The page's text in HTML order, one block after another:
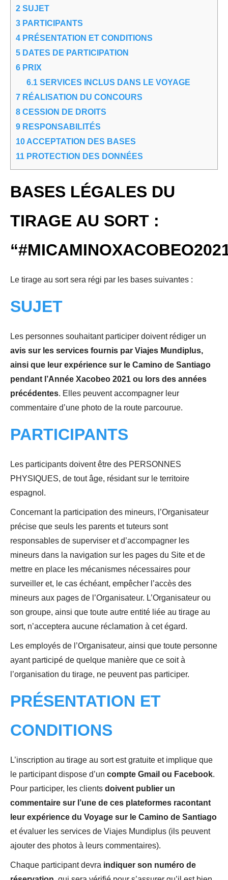
2 SUJET
3 PARTICIPANTS
4 PRÉSENTATION ET CONDITIONS
5 DATES DE PARTICIPATION
6 PRIX
6.1SERVICES INCLUS DANS LE VOYAGE
7 RÉALISATION DU CONCOURS
8 CESSION DE DROITS
9 RESPONSABILITÉS
10 ACCEPTATION DES BASES
11 PROTECTION DES DONNÉES
BASES LÉGALES DU
TIRAGE AU SORT :
Le tirage au sort sera régi par les bases suivantes :
SUJET
Les personnes souhaitant participer doivent rédiger un
avis sur les services fournis par Viajes Mundiplus,
ainsi que leur expérience sur le Camino de Santiago
pendant l’Année Xacobeo 2021 ou lors des années
précédentes. Elles peuvent accompagner leur
commentaire d’une photo de la route parcourue.
PARTICIPANTS
Les participants doivent être des PERSONNES
PHYSIQUES, de tout âge, résidant sur le territoire
espagnol.
Concernant la participation des mineurs, l’Organisateur
précise que seuls les parents et tuteurs sont
responsables de superviser et d’accompagner les
mineurs dans la navigation sur les pages du Site et de
mettre en place les mécanismes nécessaires pour
surveiller et, le cas échéant, empêcher l’accès des
mineurs aux pages de l’Organisateur. L’Organisateur ou
son groupe, ainsi que toute autre entité liée au tirage au
sort, n’acceptera aucune réclamation à cet égard.
Les employés de l’Organisateur, ainsi que toute personne
ayant participé de quelque manière que ce soit à
l’organisation du tirage, ne peuvent pas participer.
PRÉSENTATION ET
CONDITIONS
L’inscription au tirage au sort est gratuite et implique que
le participant dispose d’un compte Gmail ou Facebook.
Pour participer, les clients doivent publier un
commentaire sur l’une de ces plateformes racontant
leur expérience du Voyage sur le Camino de Santiago
et évaluer les services de Viajes Mundiplus (ils peuvent
ajouter des photos à leurs commentaires).
Chaque participant devra indiquer son numéro de